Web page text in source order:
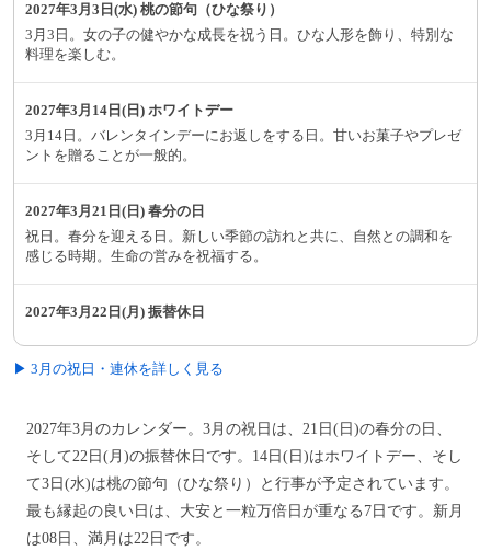
2027年3月3日(水) 桃の節句（ひな祭り）
3月3日。女の子の健やかな成長を祝う日。ひな人形を飾り、特別な
料理を楽しむ。
2027年3月14日(日) ホワイトデー
3月14日。バレンタインデーにお返しをする日。甘いお菓子やプレゼ
ントを贈ることが一般的。
2027年3月21日(日) 春分の日
祝日。春分を迎える日。新しい季節の訪れと共に、自然との調和を
感じる時期。生命の営みを祝福する。
2027年3月22日(月) 振替休日
▶ 3月の祝日・連休を詳しく見る
2027年3月のカレンダー。3月の祝日は、21日(日)の春分の日、
そして22日(月)の振替休日です。14日(日)はホワイトデー、そし
て3日(水)は桃の節句（ひな祭り）と行事が予定されています。
最も縁起の良い日は、大安と一粒万倍日が重なる7日です。新月
は08日、満月は22日です。